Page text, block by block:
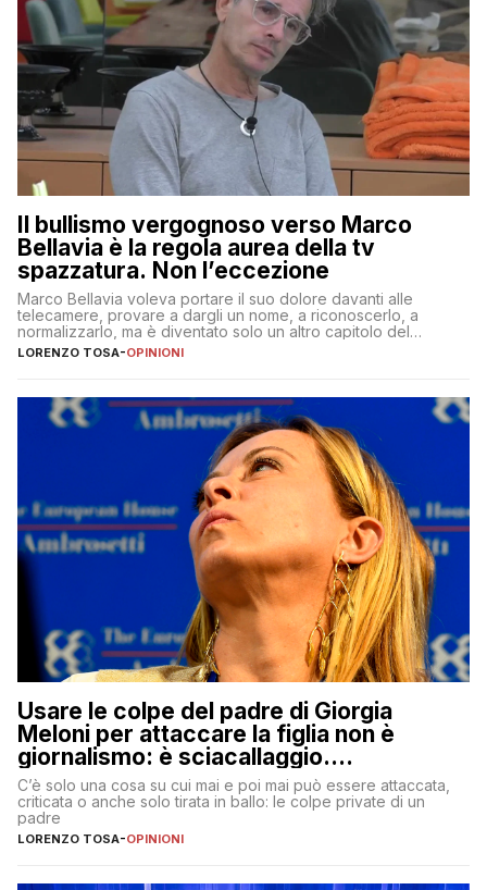
Il bullismo vergognoso verso Marco
Bellavia è la regola aurea della tv
spazzatura. Non l’eccezione
Marco Bellavia voleva portare il suo dolore davanti alle
telecamere, provare a dargli un nome, a riconoscerlo, a
normalizzarlo, ma è diventato solo un altro capitolo del
copione
LORENZO TOSA-OPINIONI
Usare le colpe del padre di Giorgia
Meloni per attaccare la figlia non è
giornalismo: è sciacallaggio.
Dimostriamo di essere diversi
C’è solo una cosa su cui mai e poi mai può essere attaccata,
criticata o anche solo tirata in ballo: le colpe private di un
padre
LORENZO TOSA-OPINIONI